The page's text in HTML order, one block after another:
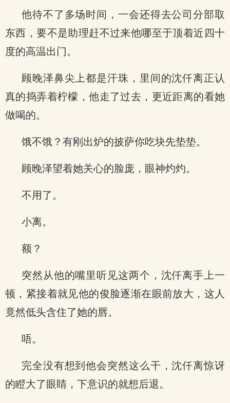
他待不了多场时间，一会还得去公司分部取
东西，要不是助理赶不过来他哪至于顶着近四十
度的高温出门。
顾晚泽鼻尖上都是汗珠，里间的沈仟离正认
真的捣弄着柠檬，他走了过去，更近距离的看她
做喝的。
饿不饿？有刚出炉的披萨你吃块先垫垫。
顾晚泽望着她关心的脸庞，眼神灼灼。
不用了。
小离。
额？
突然从他的嘴里听见这两个，沈仟离手上一
顿，紧接着就见他的俊脸逐渐在眼前放大，这人
竟然低头含住了她的唇。
唔。
完全没有想到他会突然这么干，沈仟离惊讶
的瞪大了眼睛，下意识的就想后退。